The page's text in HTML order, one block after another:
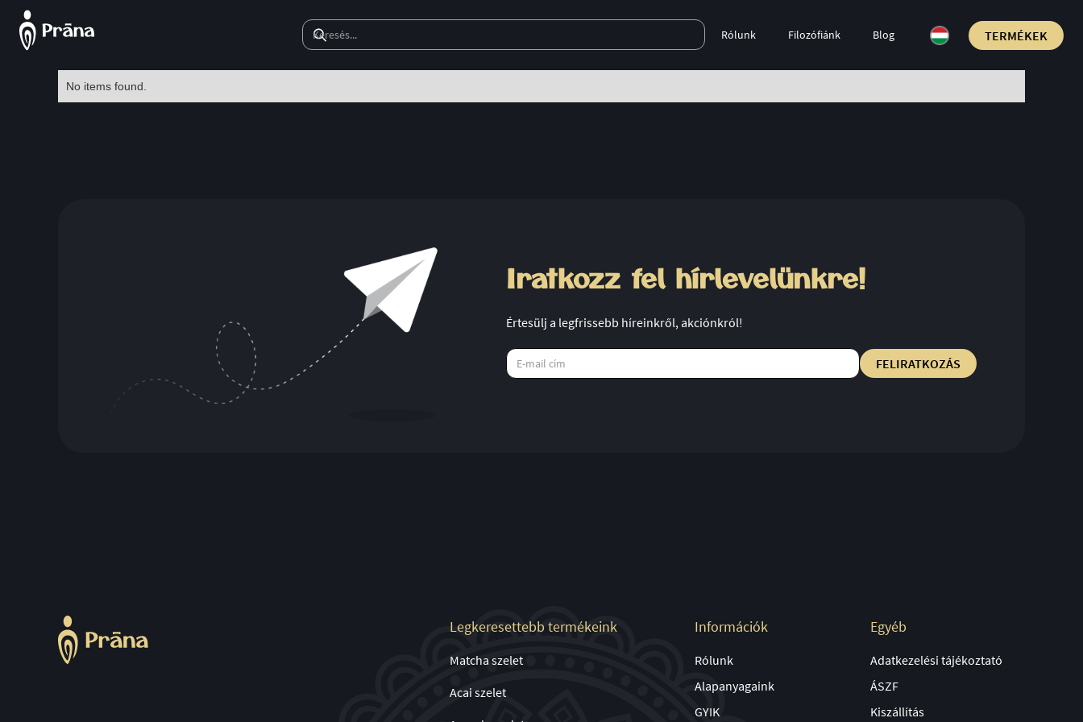
Rólunk Filozófiánk Blog TERMÉKEK
No items found.
Iratkozz fel hírlevelünkre!
Értesülj a legfrissebb híreinkről, akciónkról!
Legkeresettebb termékeink
Matcha szelet
Acai szelet
Információk
Rólunk
Alapanyagaink
GYIK
Egyéb
Adatkezelési tájékoztató
ÁSZF
Kiszállítás